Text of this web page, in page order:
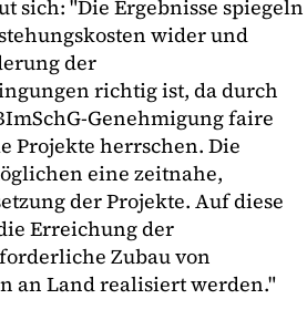
sich: "Die Ergebnisse spiegeln
wider und
der
richtig ist, da durch
Genehmigung faire
Projekte herrschen. Die
eine zeitnahe,
der Projekte. Auf diese
Erreichung der
Zubau von
an Land realisiert werden."